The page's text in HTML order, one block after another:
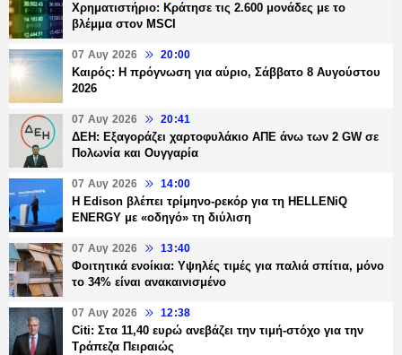
Χρηματιστήριο: Κράτησε τις 2.600 μονάδες με το
βλέμμα στον MSCI
07 Αυγ 2026 20:00
Καιρός: Η πρόγνωση για αύριο, Σάββατο 8 Αυγούστου
2026
07 Αυγ 2026 20:41
ΔΕΗ: Εξαγοράζει χαρτοφυλάκιο ΑΠΕ άνω των 2 GW σε
Πολωνία και Ουγγαρία
07 Αυγ 2026 14:00
Η Edison βλέπει τρίμηνο-ρεκόρ για τη HELLENiQ
ENERGY με «οδηγό» τη διύλιση
07 Αυγ 2026 13:40
Φοιτητικά ενοίκια: Υψηλές τιμές για παλιά σπίτια, μόνο
το 34% είναι ανακαινισμένο
07 Αυγ 2026 12:38
Citi: Στα 11,40 ευρώ ανεβάζει την τιμή-στόχο για την
Τράπεζα Πειραιώς